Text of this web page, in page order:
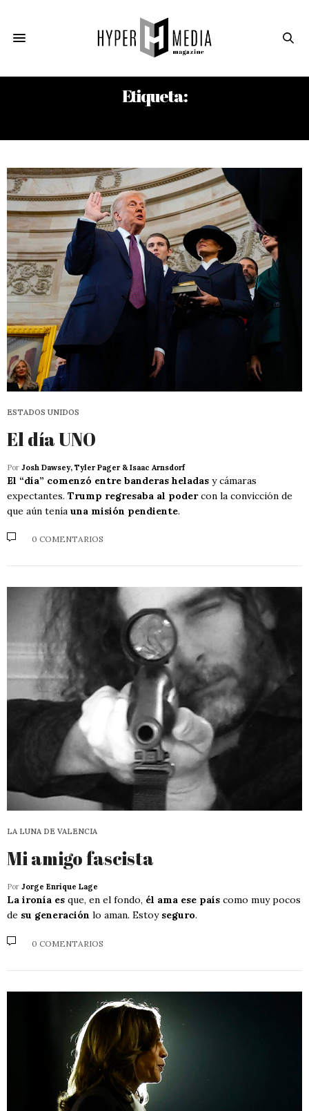
Etiqueta:
ESTADOS UNIDOS
El día UNO
Por Josh Dawsey, Tyler Pager & Isaac Arnsdorf
El “día” comenzó entre banderas heladas y cámaras
expectantes. Trump regresaba al podercon la convicción de
que aún tenía una misión pendiente.
0 COMENTARIOS
LA LUNA DE VALENCIA
Mi amigo fascista
Por Jorge Enrique Lage
La ironía es que, en el fondo, él ama ese país como muy pocos
de su generación lo aman. Estoy seguro.
0 COMENTARIOS